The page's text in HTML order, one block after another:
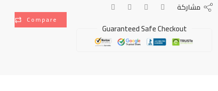
Compare
مشاركة
Guaranteed Safe Checkout